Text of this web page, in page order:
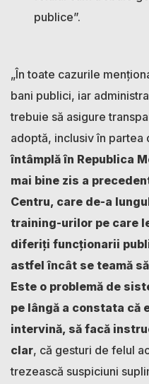
publice”.
„În toate cazurile
bani publici, iar
trebuie să asigure
adoptă, inclusiv în partea
întâmplă în Republica
mai bine zis a
Centru, care de-a
training-urilor pe care
diferiți funcționarii
astfel încât se teamă
Este o problemă de
pe lângă a constata că
intervină, să facă
clar, că gesturi de felul
trezească suspiciuni